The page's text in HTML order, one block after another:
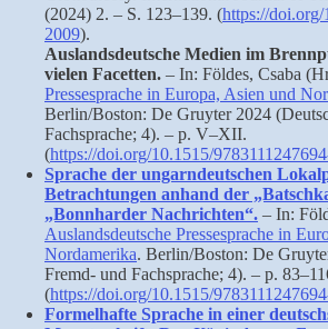
(2024) 2. – S. 123–139. (https://
2009).
Auslandsdeutsche Medien im
vielen Facetten. – In: Földes, Csaba
Pressesprache in Europa, Asien und
Berlin/Boston: De Gruyter 2024
Fachsprache; 4). – p. V–XII.
(https://doi.org/10.1515/
Sprache der ungarndeutschen
Betrachtungen anhand der
„Bonnharder Nachrichten“. – In:
Auslandsdeutsche Pressesprache in
Nordamerika. Berlin/Boston: De
Fremd- und Fachsprache; 4). – p.
(https://doi.org/10.1515/
Formelhafte Sprache in einer